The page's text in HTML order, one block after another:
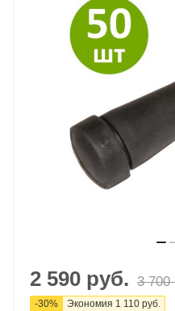
2 590 руб. 3 700
-30% Экономия 1 110 руб.